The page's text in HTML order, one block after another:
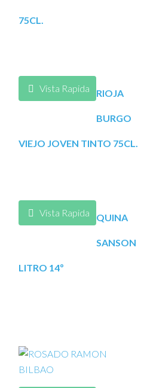
75CL.
Vista Rapida RIOJA
BURGO
VIEJO JOVEN TINTO 75CL.
Vista Rapida QUINA
SANSON
LITRO 14º